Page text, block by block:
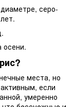
серо-
осени.
места, но
если
умеренно